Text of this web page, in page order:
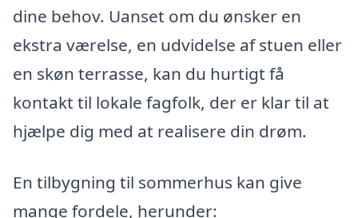
dine behov. Uanset om du ønsker en
ekstra værelse, en udvidelse af stuen eller
en skøn terrasse, kan du hurtigt få
kontakt til lokale fagfolk, der er klar til at
hjælpe dig med at realisere din drøm.
En tilbygning til sommerhus kan give
mange fordele, herunder: